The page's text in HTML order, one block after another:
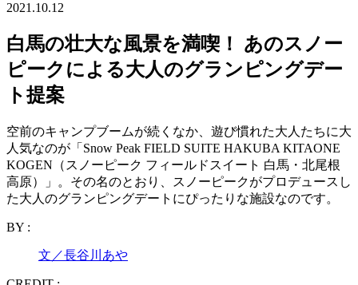
2021.10.12
白馬の壮大な風景を満喫！ あのスノー
ピークによる大人のグランピングデー
ト提案
空前のキャンプブームが続くなか、遊び慣れた大人たちに大
人気なのが「Snow Peak FIELD SUITE HAKUBA KITAONE
KOGEN（スノーピーク フィールドスイート 白馬・北尾根
高原）」。その名のとおり、スノーピークがプロデュースし
た大人のグランピングデートにぴったりな施設なのです。
BY :
文／長谷川あや